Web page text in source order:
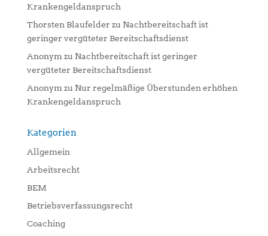
Krankengeldanspruch
Thorsten Blaufelder zu Nachtbereitschaft ist
geringer vergüteter Bereitschaftsdienst
Anonym zu Nachtbereitschaft ist geringer
vergüteter Bereitschaftsdienst
Anonym zu Nur regelmäßige Überstunden erhöhen
Krankengeldanspruch
Kategorien
Allgemein
Arbeitsrecht
BEM
Betriebsverfassungsrecht
Coaching